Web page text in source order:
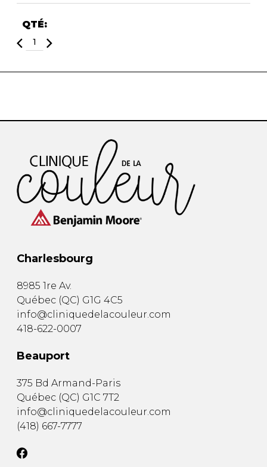
QTÉ:
Charlesbourg
8985 1re Av.
Québec (QC) G1G 4C5
info@cliniquedelacouleur.com
418-622-0007
Beauport
375 Bd Armand-Paris
Québec (QC) G1C 7T2
info@cliniquedelacouleur.com
(418) 667-7777